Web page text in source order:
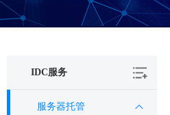
IDC服务
服务器托管